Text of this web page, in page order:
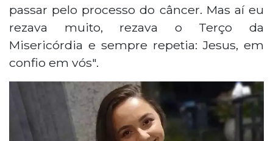
passar pelo processo do câncer. Mas aí eu
rezava muito, rezava o Terço da
Misericórdia e sempre repetia: Jesus, em
confio em vós".